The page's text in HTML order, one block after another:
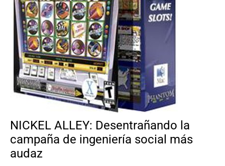
NICKEL ALLEY: Desentrañando la
campaña de ingeniería social más
audaz